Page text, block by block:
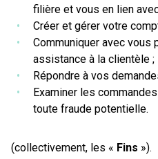
filière et vous en lien
Créer et gérer votre
Communiquer avec vous
assistance à la clientèle ;
Répondre à vos
Examiner les
toute fraude potentielle.
(collectivement, les « Fins »).